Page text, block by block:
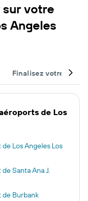
votre
Angeles
Finalisez votre
de Los
Los Angeles Los
Santa Ana J.
de Burbank